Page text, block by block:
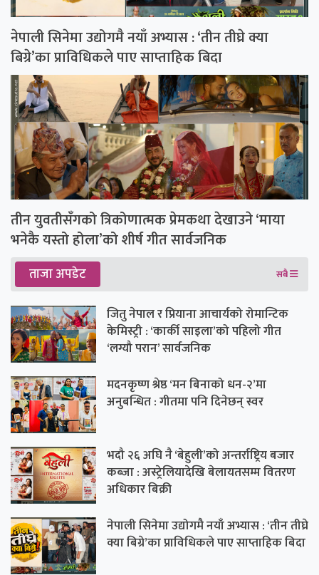
नेपाली सिनेमा उद्योगमै नयाँ अभ्यास : ‘तीन तीघ्रे क्या
बिग्रे’का प्राविधिकले पाए साप्ताहिक बिदा
तीन युवतीसँगको त्रिकोणात्मक प्रेमकथा देखाउने ‘माया
भनेकै यस्तो होला’को शीर्ष गीत सार्वजनिक
ताजा अपडेट सबै
जितु नेपाल र प्रियाना आचार्यको रोमान्टिक
केमिस्ट्री : ‘कार्की साइला’को पहिलो गीत
‘लग्यौ परान’ सार्वजनिक
मदनकृष्ण श्रेष्ठ ‘मन बिनाको धन-२’मा
अनुबन्धित : गीतमा पनि दिनेछन् स्वर
भदौ २६ अघि नै ‘बेहुली’को अन्तर्राष्ट्रिय बजार
कब्जा : अस्ट्रेलियादेखि बेलायतसम्म वितरण
अधिकार बिक्री
नेपाली सिनेमा उद्योगमै नयाँ अभ्यास : ‘तीन तीघ्रे
क्या बिग्रे’का प्राविधिकले पाए साप्ताहिक बिदा